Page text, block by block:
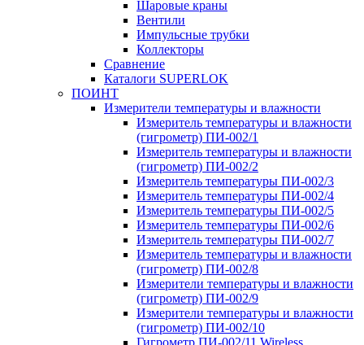
Шаровые краны
Вентили
Импульсные трубки
Коллекторы
Сравнение
Каталоги SUPERLOK
ПОИНТ
Измерители температуры и влажности
Измеритель температуры и влажности
(гигрометр) ПИ-002/1
Измеритель температуры и влажности
(гигрометр) ПИ-002/2
Измеритель температуры ПИ-002/3
Измеритель температуры ПИ-002/4
Измеритель температуры ПИ-002/5
Измеритель температуры ПИ-002/6
Измеритель температуры ПИ-002/7
Измеритель температуры и влажности
(гигрометр) ПИ-002/8
Измерители температуры и влажности
(гигрометр) ПИ-002/9
Измерители температуры и влажности
(гигрометр) ПИ-002/10
Гигрометр ПИ-002/11 Wireless